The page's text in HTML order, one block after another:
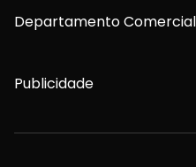
Departamento Comercial
Publicidade